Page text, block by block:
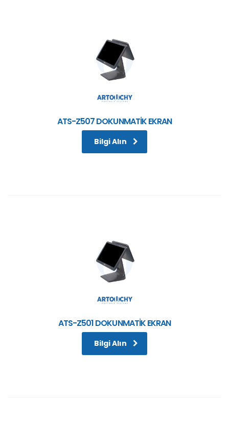
ATS-Z507 DOKUNMATİK EKRAN
Bilgi Alın
ATS-Z501 DOKUNMATİK EKRAN
Bilgi Alın